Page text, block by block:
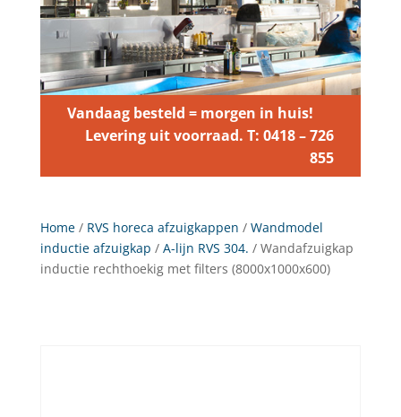
Vandaag besteld = morgen in huis!
Levering uit voorraad. T: 0418 – 726
855
Home/ RVS horeca afzuigkappen / Wandmodel
inductie afzuigkap / A-lijn RVS 304. / Wandafzuigkap
inductie rechthoekig met filters (8000x1000x600)